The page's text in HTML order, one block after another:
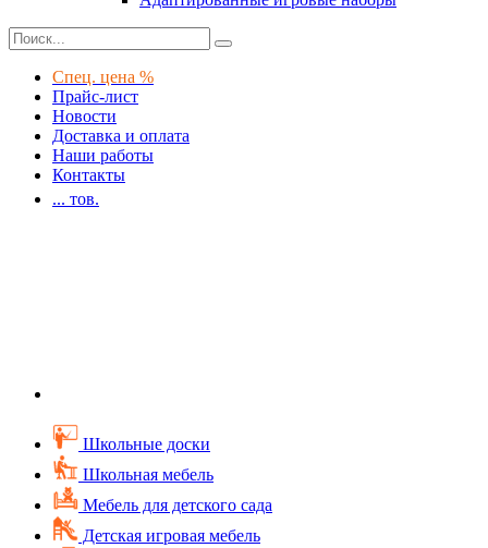
Спец. цена %
Прайс-лист
Новости
Доставка и оплата
Наши работы
Контакты
... тов.
Школьные доски
Школьная мебель
Мебель для детского сада
Детская игровая мебель